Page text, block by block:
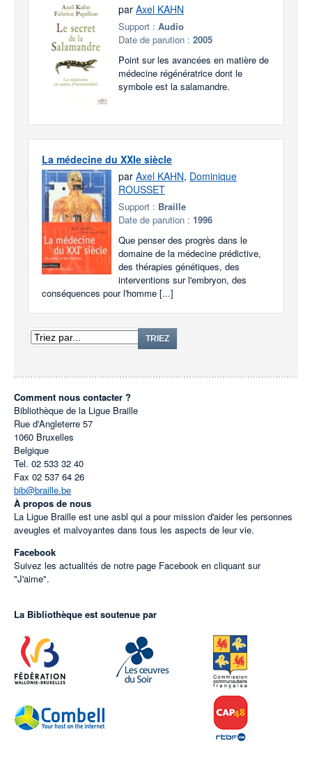
par Axel KAHN
Support : Audio
Date de parution : 2005
Point sur les avancées en matière de
médecine régénératrice dont le
symbole est la salamandre.
La médecine du XXIe siècle
par Axel KAHN, Dominique
ROUSSET
Support : Braille
Date de parution : 1996
Que penser des progrès dans le
domaine de la médecine prédictive,
des thérapies génétiques, des
interventions sur l'embryon, des
conséquences pour l'homme [...]
TRIEZ
Comment nous contacter ?
Bibliothèque de la Ligue Braille
Rue d'Angleterre 57
1060 Bruxelles
Belgique
Tel. 02 533 32 40
Fax 02 537 64 26
bib@braille.be
À propos de nous
La Ligue Braille est une asbl qui a pour mission d'aider les personnes
aveugles et malvoyantes dans tous les aspects de leur vie.
Facebook
Suivez les actualités de notre page Facebook en cliquant sur
"J'aime".
La Bibliothèque est soutenue par